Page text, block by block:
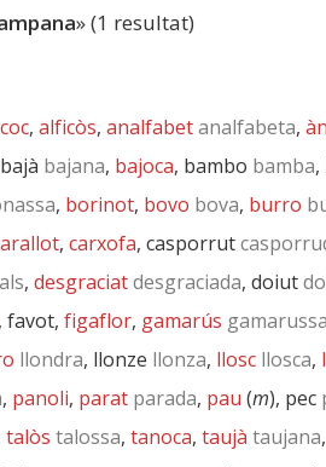
» (1 resultat)
, alficòs, analfabetanalfabeta,
bajana, bajoca, bambo bamba
, borinot, bovo bova, burro
, carxofa, casporrut
, desgraciatdesgraciada, doiut
, favot, figaflor, gamarús gamarussa
llondra, llonze llonza, llosc llosca,
, panoli, parat parada, pau (m), pec
talòs talossa, tanoca, taujà taujana,